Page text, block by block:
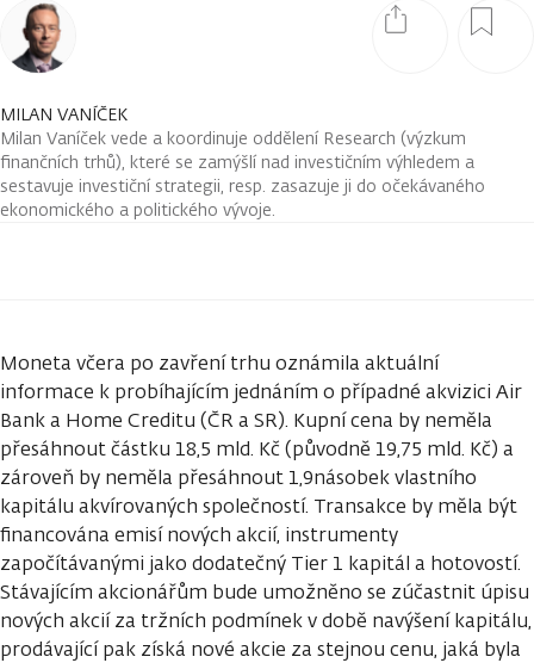
MILAN VANÍČEK
Milan Vaníček vede a koordinuje oddělení Research (výzkum
finančních trhů), které se zamýšlí nad investičním výhledem a
sestavuje investiční strategii, resp. zasazuje ji do očekávaného
ekonomického a politického vývoje.
Moneta včera po zavření trhu oznámila aktuální
informace k probíhajícím jednáním o případné akvizici Air
Bank a Home Creditu (ČR a SR). Kupní cena by neměla
přesáhnout částku 18,5 mld. Kč (původně 19,75 mld. Kč) a
zároveň by neměla přesáhnout 1,9násobek vlastního
kapitálu akvírovaných společností. Transakce by měla být
financována emisí nových akcií, instrumenty
započítávanými jako dodatečný Tier 1 kapitál a hotovostí.
Stávajícím akcionářům bude umožněno se zúčastnit úpisu
nových akcií za tržních podmínek v době navýšení kapitálu,
prodávající pak získá nové akcie za stejnou cenu, jaká byla